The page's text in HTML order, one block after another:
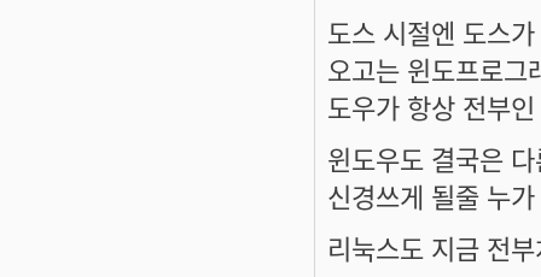
도스 시절엔 도스
오고는 윈도프로그
도우가 항상 전부
윈도우도 결국은
신경쓰게 될줄 누
리눅스도 지금 전